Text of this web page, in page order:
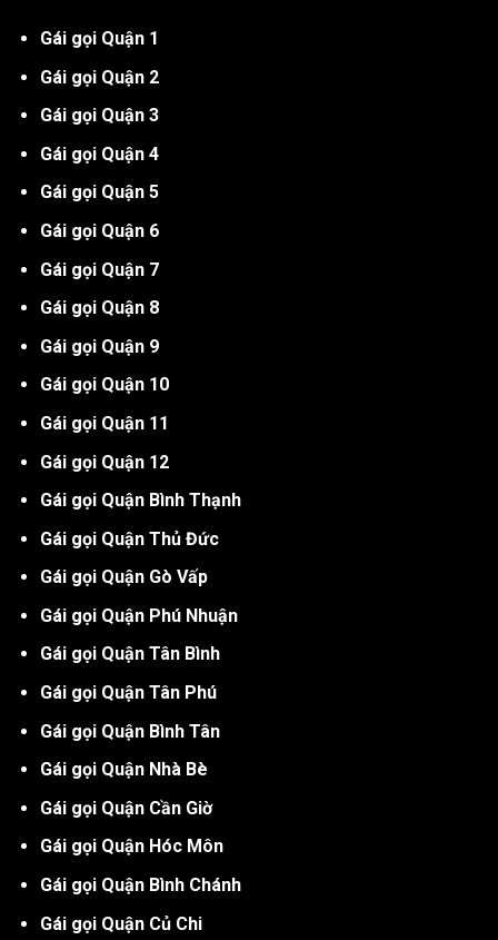
Gái gọi Quận 1
Gái gọi Quận 2
Gái gọi Quận 3
Gái gọi Quận 4
Gái gọi Quận 5
Gái gọi Quận 6
Gái gọi Quận 7
Gái gọi Quận 8
Gái gọi Quận 9
Gái gọi Quận 10
Gái gọi Quận 11
Gái gọi Quận 12
Gái gọi Quận Bình Thạnh
Gái gọi Quận Thủ Đức
Gái gọi Quận Gò Vấp
Gái gọi Quận Phú Nhuận
Gái gọi Quận Tân Bình
Gái gọi Quận Tân Phú
Gái gọi Quận Bình Tân
Gái gọi Quận Nhà Bè
Gái gọi Quận Cần Giờ
Gái gọi Quận Hóc Môn
Gái gọi Quận Bình Chánh
Gái gọi Quận Củ Chi